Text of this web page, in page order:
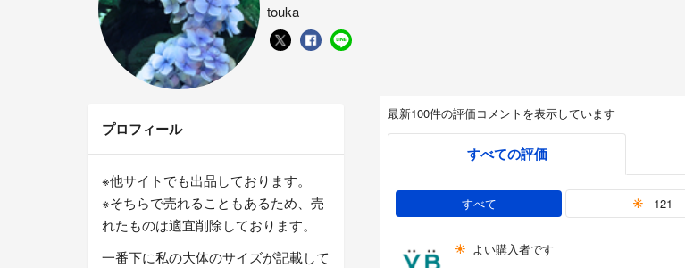
touka
最新100件の評価コメントを表示しています
すべての評価
すべて 121
よい購入者です
プロフィール
※他サイトでも出品しております。
※そちらで売れることもあるため、売
れたものは適宜削除しております。
一番下に私の大体のサイズが記載して